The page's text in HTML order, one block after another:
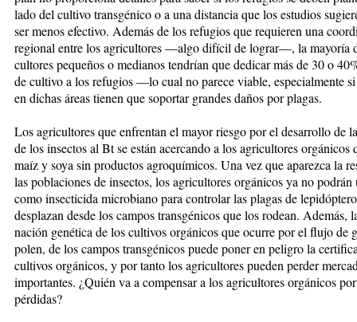
lado del cultivo trans­génico o a una distancia que los estudios
ser menos efectivo. Además de los re­­fu­gios que requieren una
regional entre los agricultores —algo difícil de lograr—, la mayoría
cultores pequeños o medianos ten­drían que dedicar más de 30 o
de cultivo a los refugios —lo cual no parece viable, especial­men­te
en dichas áreas tienen que soportar grandes daños por plagas.
Los agricultores que enfrentan el ma­yor riesgo por el desarrollo de
de los insectos al Bt se están acercando a los agricultores orgánicos
maíz y soya sin pro­­­duc­tos agroquímicos. Una vez que apa­rezca la
las pobla­cio­nes de insectos, los agricultores or­gá­ni­cos ya no podrán
como in­sec­ti­ci­da microbiano para controlar las plagas de
desplazan desde los campos transgénicos que los rodean. Además,
na­ción ge­nética de los cultivos orgánicos que ocurre por el flujo de
polen, de los campos transgénicos pue­de poner en peligro la
cultivos orgánicos, y por tan­to los agricultores pueden perder
importantes. ¿Quién va a com­pensar a los agricultores orgánicos por
pérdidas?